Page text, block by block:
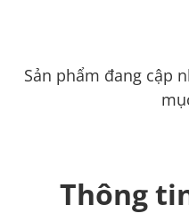
Sản phẩm đang cập
Thông